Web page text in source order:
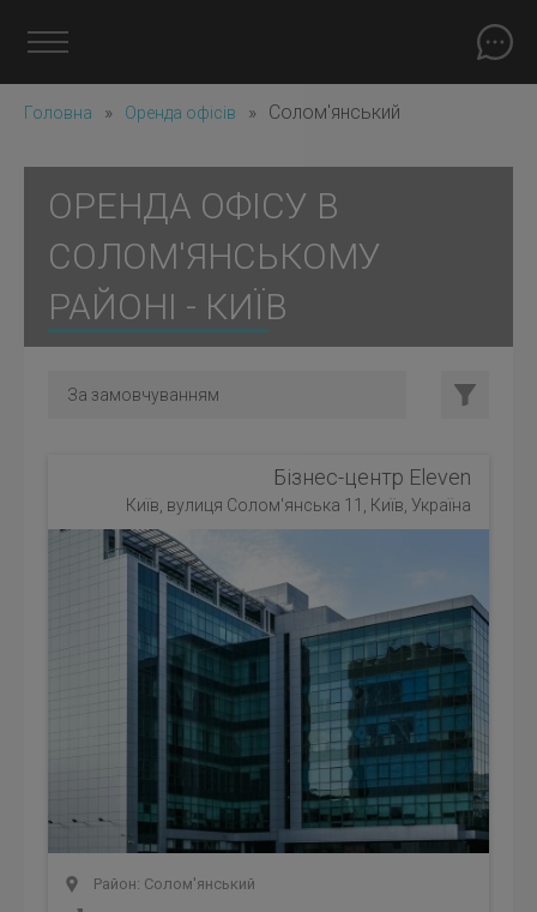
Головна » Оренда офісів » Солом'янський
ОРЕНДА ОФІСУ В
СОЛОМ'ЯНСЬКОМУ
РАЙОНІ - КИЇВ
Бізнес-центр Eleven
Київ, вулиця Солом'янська 11, Київ, Україна
Район: Солом'янський